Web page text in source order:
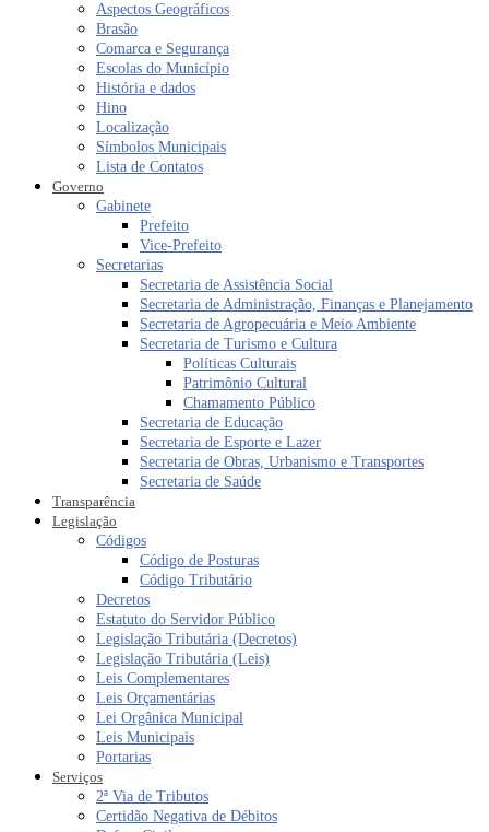
Aspectos Geográficos
Brasão
Comarca e Segurança
Escolas do Município
História e dados
Hino
Localização
Símbolos Municipais
Lista de Contatos
Governo
Gabinete
Prefeito
Vice-Prefeito
Secretarias
Secretaria de Assistência Social
Secretaria de Administração, Finanças e Planejamento
Secretaria de Agropecuária e Meio Ambiente
Secretaria de Turismo e Cultura
Políticas Culturais
Patrimônio Cultural
Chamamento Público
Secretaria de Educação
Secretaria de Esporte e Lazer
Secretaria de Obras, Urbanismo e Transportes
Secretaria de Saúde
Transparência
Legislação
Códigos
Código de Posturas
Código Tributário
Decretos
Estatuto do Servidor Público
Legislação Tributária (Decretos)
Legislação Tributária (Leis)
Leis Complementares
Leis Orçamentárias
Lei Orgânica Municipal
Leis Municipais
Portarias
Serviços
2ª Via de Tributos
Certidão Negativa de Débitos